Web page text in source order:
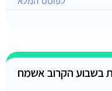
בשבוע הקרוב אשמח